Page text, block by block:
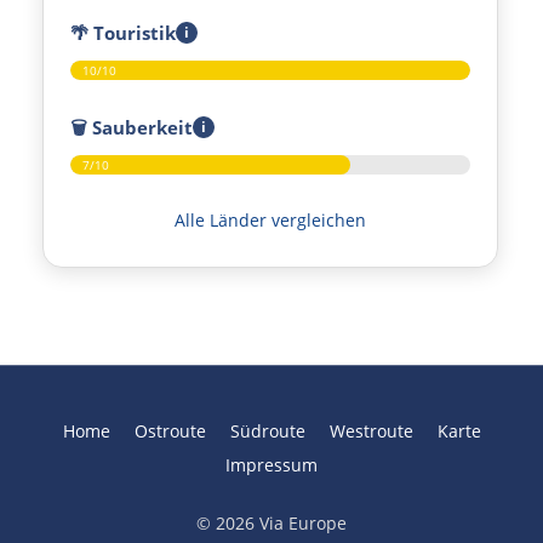
Málaga
Gibraltar
Portugal
Beja
🌴 Touristik i
10/10
🗑️ Sauberkeit i
7/10
Alle Länder vergleichen
Home Ostroute Südroute Westroute
Karte
Impressum
© 2026 Via Europe